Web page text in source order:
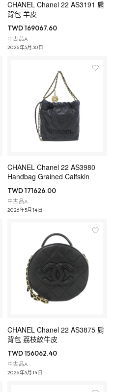
CHANEL Chanel 22 AS3191 肩
背包 羊皮
TWD 169067.60
中古品A
2026年5月30日
CHANEL Chanel 22 AS3980
Handbag Grained Calfskin
TWD 171626.00
中古品A
2026年5月14日
CHANEL Chanel 22 AS3875 肩
背包 荔枝紋牛皮
TWD 156062.40
中古品A
2026年5月14日